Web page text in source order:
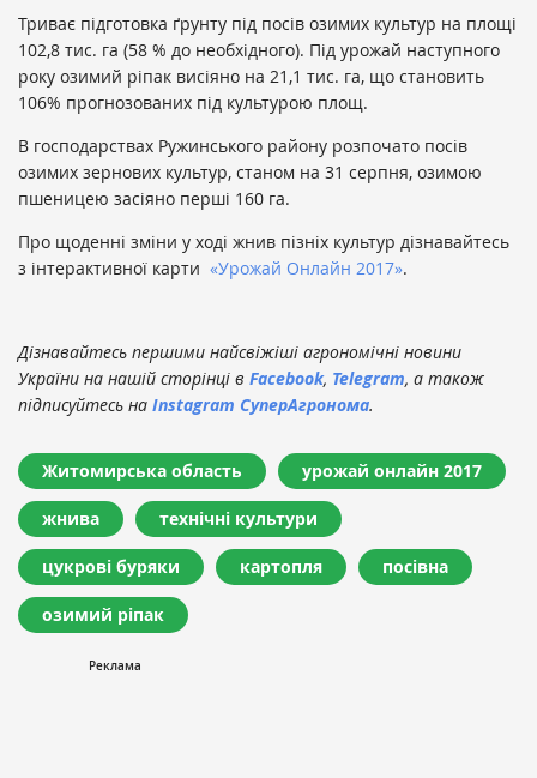
Триває підготовка ґрунту під посів озимих культур на площі
102,8 тис. га (58 % до необхідного). Під урожай наступного
року озимий ріпак висіяно на 21,1 тис. га, що становить
106% прогнозованих під культурою площ.
В господарствах Ружинського району розпочато посів
озимих зернових культур, станом на 31 серпня, озимою
пшеницею засіяно перші 160 га.
Про щоденні зміни у ході жнив пізніх культур дізнавайтесь
з інтерактивної карти «Урожай Онлайн 2017».
Дізнавайтесь першими найсвіжіші агрономічні новини
України на нашій сторінці в Facebook, Telegram, а також
підписуйтесь на Instagram СуперАгронома.
Житомирська область урожай онлайн 2017
жнива технічні культури
цукрові буряки картопля посівна
озимий ріпак